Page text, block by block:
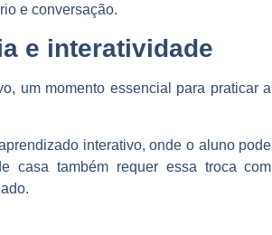
e conversação.
e interatividade
um momento essencial para praticar a
interativo, onde o aluno pode
casa também requer essa troca com